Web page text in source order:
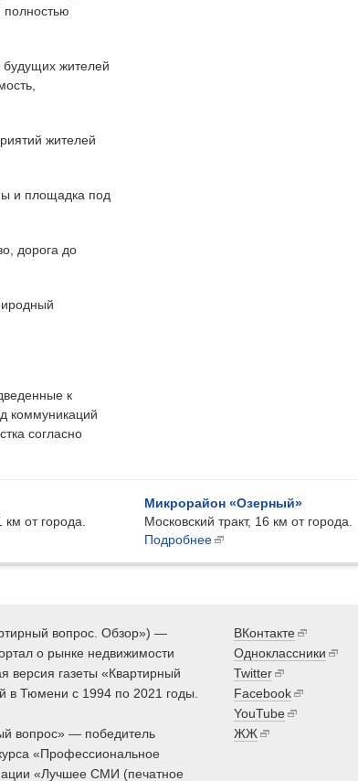
полностью
будущих жителей
жителей
и площадка под
дорога до
к
коммуникаций
согласно
км от города.
Микрорайон «Озерный»
Московский тракт, 16 км от города.
Подробнее
вопрос. Обзор») —
о рынке недвижимости
версия газеты «Квартирный
в Тюмени с 1994 по 2021 годы.
вопрос» — победитель
«Профессиональное
«Лучшее СМИ (печатное
ВКонтакте
Одноклассники
Twitter
Facebook
YouTube
ЖЖ